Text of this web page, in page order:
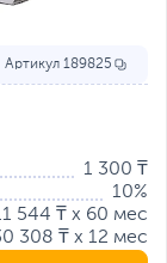
Артикул 189825
1 300 ₸
10%
544 ₸ x 60 мес
308 ₸ x 12 мес